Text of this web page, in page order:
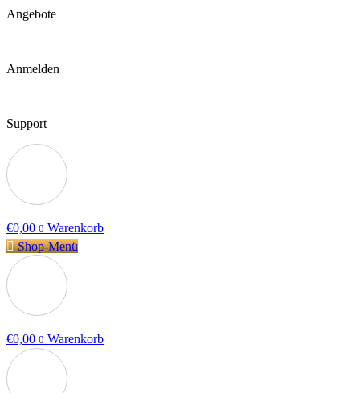
Angebote
Anmelden
Support
€0,00 0 Warenkorb
Shop-Menü
€0,00 0 Warenkorb